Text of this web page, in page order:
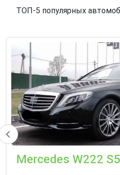
ТОП-5 популярных
Mercedes W222